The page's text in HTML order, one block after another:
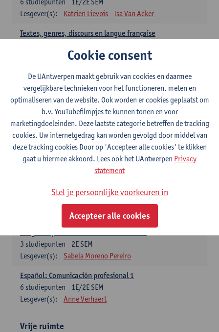
Lesgever(s):
Katrien Lievois Isa Van Acker
Textes, genres, discours en langue française
Kris Peeters
Spaans: verplichte opleidingsonderdelen
Gramática española 1
1E SEM
studiepunten
Lesgever(s):
Anne Verhaert
Gramática española 2
2E SEM
3studiepunten
Anne Verhaert
Lengua española: Destrezas básicas
Sabela Moreno Pereiro
2E SEM
3 studiepunten
Lesgever(s):
Sabela Moreno Pereiro
Español: Comunicación profesional 1
1E/2E SEM
6 studiepunten
Lesgever(s):
Anne Verhaert
Vrije ruimte
Cookie consent
De UAntwerpen maakt gebruik van cookies en daarmee
vergelijkbare technieken voor het functioneren, meten en
optimaliseren van de website. Ook worden er cookies geplaatst om
b.v. YouTubefilmpjes te kunnen tonen en voor
marketingdoeleinden. Deze laatste categorie betreffen de tracking
cookies. Uw internetgedrag kan worden gevolgd door middel van
deze tracking cookies Door op 'Accepteer alle cookies' te klikken
gaat u hiermee akkoord. Lees ook het UAntwerpen Privacy
statement
Stel je persoonlijke voorkeuren in
Accepteer alle cookies